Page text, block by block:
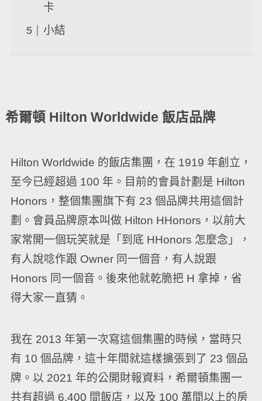
卡
小結
希爾頓 Hilton Worldwide 飯店品牌
Hilton Worldwide 的飯店集團，在 1919 年創立，
至今已經超過 100 年。目前的會員計劃是 Hilton
Honors，整個集團旗下有 23 個品牌共用這個計
劃。會員品牌原本叫做 Hilton HHonors，以前大
家常開一個玩笑就是「到底 HHonors 怎麼念」，
有人說唸作跟 Owner 同一個音，有人說跟
Honors 同一個音。後來他就乾脆把 H 拿掉，省
得大家一直猜。
我在 2013 年第一次寫這個集團的時候，當時只
有 10 個品牌，這十年間就這樣擴張到了 23 個品
牌。以 2021 年的公開財報資料，希爾頓集團一
共有超過 6,400 間飯店，以及 100 萬間以上的房